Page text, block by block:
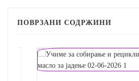
ПОВРЗАНИ СОДРЖИНИ